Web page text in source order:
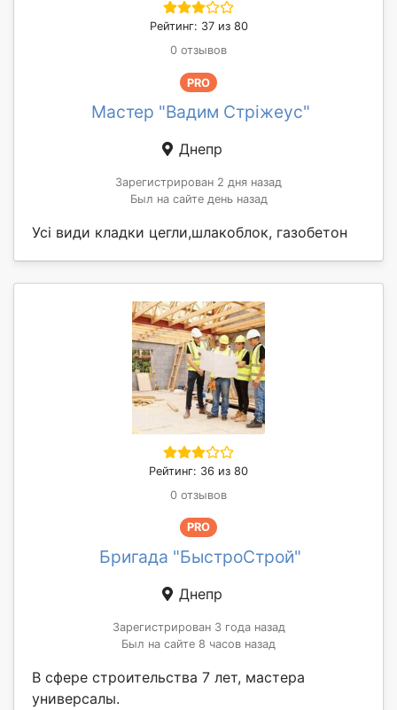
Рейтинг: 37 из 80
0 отзывов
PRO
Мастер "Вадим Стріжеус"
Днепр
Зарегистрирован 2 дня назад
Был на сайте день назад
Усі види кладки цегли,шлакоблок, газобетон
Рейтинг: 36 из 80
0 отзывов
PRO
Бригада "БыстроСтрой"
Днепр
Зарегистрирован 3 года назад
Был на сайте 8 часов назад
В сфере строительства 7 лет, мастера
универсалы.